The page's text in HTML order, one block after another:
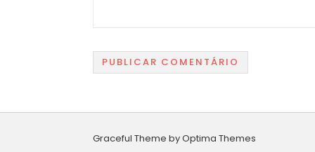
Graceful Theme byOptima Themes